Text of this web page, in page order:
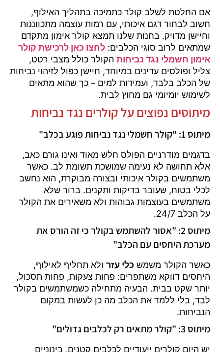
אם החלטת לשלב קולר כתמיכה בתהליך האילוף,
חשוב לבחור דגם איכותי, עם רמות עוצמה מתכווננות
וחיישן מדויק. בחנות שלנו תמצא קולר אימון מתקדם
שמתאים לרוב סוגי הכלבים: לחצו כאן לרכישת קולר
אימון חשמלי נגד נביחות הקולר כולל מצבי רטט,
צליל ופולסים עדינים במיוחד, חיישן כפול לזיהוי נביחות
של הכלב בלבד, ועמידות למים – כך שהוא מתאים
לשימוש יומיומי גם מחוץ לבית.
מיתוסים נפוצים על קולרים נגד נביחות
מיתוס 1: "קולר חשמלי נגד נביחות פוגע בכלב"
בדגמים מודרניים הפולס חלש מאוד ואינו גורם כאב,
אלא תחושה לא נעימה שמושכת תשומת לב. כאשר
משתמשים בקולר איכותי ובצורה מבוקרת, הוא נחשב
לכלי בטוח, שעובר בדיקות ותקנים. ברור שלא
משתמשים בעוצמות גבוהות ולא משאירים את הקולר
על הכלב 24/7.
מיתוס 2: "אסור להשתמש בקולר כי זה הורס את
מערכת היחסים עם הכלב"
כאשר הקולר משמש כלי עזר ולא תחליף לאילוף,
היחסים דווקא משתפרים: פחות צעקות, פחות תסכול,
יותר שקט בבית. הבעיה מתחילה כשמשתמשים בקולר
לבד, בלי ללמד את הכלב מה כן לעשות במקום
הנביחות.
מיתוס 3: "קולר מתאים רק לכלבים גדולים"
יש היום קולרים ייעודיים לכלבים קטנים, בינוניים